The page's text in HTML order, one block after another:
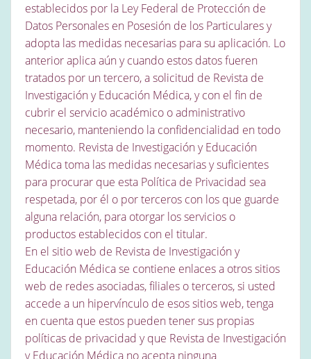
establecidos por la Ley Federal de Protección de
Datos Personales en Posesión de los Particulares y
adopta las medidas necesarias para su aplicación. Lo
anterior aplica aún y cuando estos datos fueren
tratados por un tercero, a solicitud de Revista de
Investigación y Educación Médica, y con el fin de
cubrir el servicio académico o administrativo
necesario, manteniendo la confidencialidad en todo
momento. Revista de Investigación y Educación
Médica toma las medidas necesarias y suficientes
para procurar que esta Política de Privacidad sea
respetada, por él o por terceros con los que guarde
alguna relación, para otorgar los servicios o
productos establecidos con el titular.
En el sitio web de Revista de Investigación y
Educación Médica se contiene enlaces a otros sitios
web de redes asociadas, filiales o terceros, si usted
accede a un hipervínculo de esos sitios web, tenga
en cuenta que estos pueden tener sus propias
políticas de privacidad y que Revista de Investigación
y Educación Médica no acepta ninguna